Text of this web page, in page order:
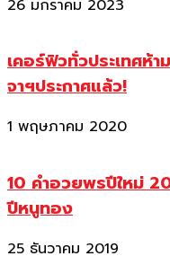
26 มกราคม 2023
เคอร์ฟิวทั่วประเทศห้
จาฯประกาศแล้ว!
1 พฤษภาคม 2020
10 คำอวยพรปีใหม่
ปีหนูทอง
25 ธันวาคม 2019